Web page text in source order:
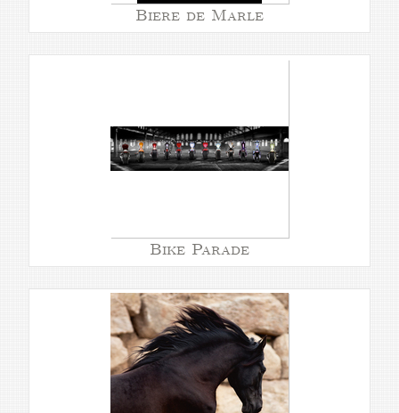
Biere de Marle
Bike Parade